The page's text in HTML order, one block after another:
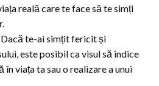
reală care te face să te simți
Dacă te-ai simțit fericit și
este posibil ca visul să indice
viața ta sau o realizare a unui